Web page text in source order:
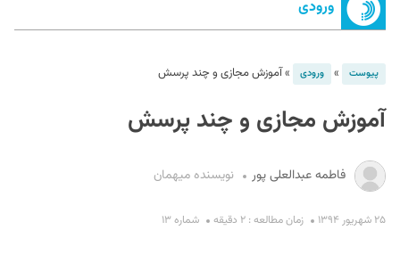
ورودی
پیوست » ورودی »آموزش مجازی و چند پرسش
آموزش مجازی و چند پرسش
فاطمه عبدالعلی پور نویسنده میهمان
۲۵ شهریور ۱۳۹۴ زمان مطالعه : ۲ دقیقه شماره ۱۳